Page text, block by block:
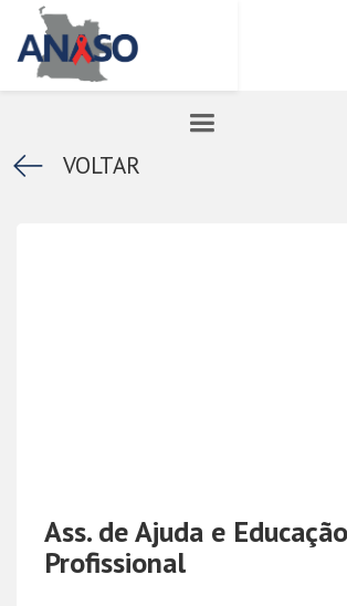
k VOLTAR
Ass. de Ajuda e Educação
Profissional